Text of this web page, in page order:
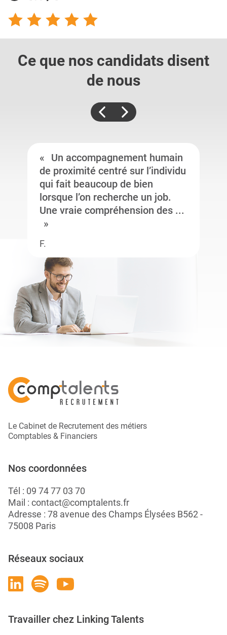
Ce que nos candidats disent
de nous
Un accompagnement humain
de proximité centré sur l’individu
qui fait beaucoup de bien
lorsque l’on recherche un job.
Une vraie compréhension des ...
F.
Le Cabinet de Recrutement des métiers
Comptables & Financiers
Nos coordonnées
Tél : 09 74 77 03 70
Mail : contact@comptalents.fr
Adresse : 78 avenue des Champs Élysées B562 -
75008 Paris
Réseaux sociaux
Travailler chez Linking Talents